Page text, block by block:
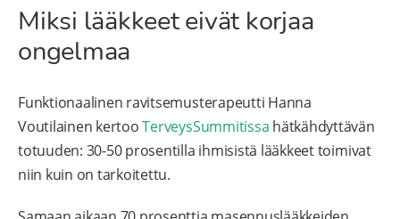
Miksi lääkkeet eivät korjaa
ongelmaa
Funktionaalinen ravitsemusterapeutti Hanna
Voutilainen kertooTerveysSummitissa hätkähdyttävän
totuuden: 30-50 prosentilla ihmisistä lääkkeet toimivat
niin kuin on tarkoitettu.